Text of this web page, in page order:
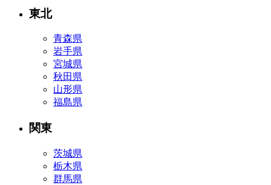
東北
青森県
岩手県
宮城県
秋田県
山形県
福島県
関東
茨城県
栃木県
群馬県